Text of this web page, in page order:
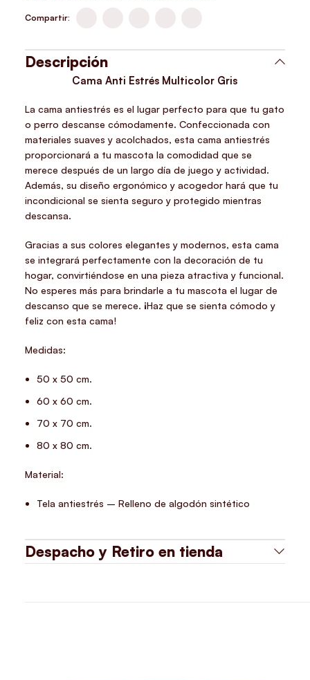
Compartir:
Descripción
Cama Anti Estrés Multicolor Gris
La cama antiestrés es el lugar perfecto para que tu gato
o perro descanse cómodamente. Confeccionada con
materiales suaves y acolchados, esta cama antiestrés
proporcionará a tu mascota la comodidad que se
merece después de un largo día de juego y actividad.
Además, su diseño ergonómico y acogedor hará que tu
incondicional se sienta seguro y protegido mientras
descansa.
Gracias a sus colores elegantes y modernos, esta cama
se integrará perfectamente con la decoración de tu
hogar, convirtiéndose en una pieza atractiva y funcional.
No esperes más para brindarle a tu mascota el lugar de
descanso que se merece. ¡Haz que se sienta cómodo y
feliz con esta cama!
Medidas:
50 x 50 cm.
60 x 60 cm.
70 x 70 cm.
80 x 80 cm.
Material:
Tela antiestrés – Relleno de algodón sintético
Despacho y Retiro en tienda